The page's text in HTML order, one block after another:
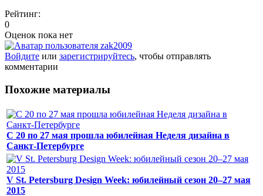
Рейтинг:
0
Оценок пока нет
Войдите или зарегистрируйтесь, чтобы отправлять
комментарии
Похожие материалы
С 20 по 27 мая прошла юбилейная Неделя дизайна в
Санкт-Петербурге
V St. Petersburg Design Week: юбилейный сезон 20–27 мая
2015